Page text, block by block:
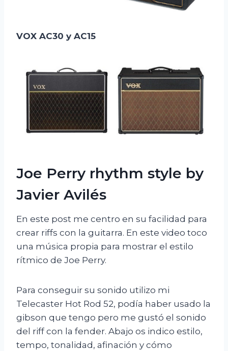
VOX AC30 y AC15
Joe Perry rhythm style by
Javier Avilés
En este post me centro en su facilidad para
crear riffs con la guitarra. En este video toco
una música propia para mostrar el estilo
rítmico de Joe Perry.
Para conseguir su sonido utilizo mi
Telecaster Hot Rod 52, podía haber usado la
gibson que tengo pero me gustó el sonido
del riff con la fender. Abajo os indico estilo,
tempo, tonalidad, afinación y cómo